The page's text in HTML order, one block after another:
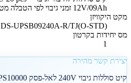
12V/09Ah זמני גיבוי לפי הטבלה מטה
מקט היקוויזן
DS-UPSB09240A-R/TJ(O-STD)
מס יחידות בקרטון
1
יצירת קשר מהירה
קיט סוללות גיבוי 240V לאל-פסק Hikvision UPS10000